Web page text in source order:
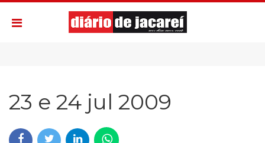
23 e 24 jul 2009